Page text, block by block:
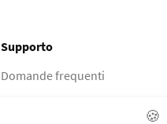
Supporto
Domande frequenti
🍪